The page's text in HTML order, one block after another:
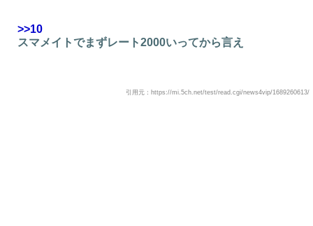
>>10
スマメイトでまずレート2000いってから言え
引用元：https://mi.5ch.net/test/read.cgi/news4vip/1689260613/